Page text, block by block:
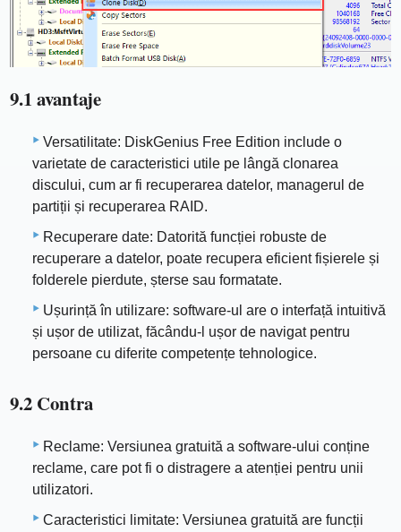
9.1 avantaje
Versatilitate: DiskGenius Free Edition include o
varietate de caracteristici utile pe lângă clonarea
discului, cum ar fi recuperarea datelor, managerul de
partiții și recuperarea RAID.
Recuperare date: Datorită funcției robuste de
recuperare a datelor, poate recupera eficient fișierele și
folderele pierdute, șterse sau formatate.
Ușurință în utilizare: software-ul are o interfață intuitivă
și ușor de utilizat, făcându-l ușor de navigat pentru
persoane cu diferite competențe tehnologice.
9.2 Contra
Reclame: Versiunea gratuită a software-ului conține
reclame, care pot fi o distragere a atenției pentru unii
utilizatori.
Caracteristici limitate: Versiunea gratuită are funcții